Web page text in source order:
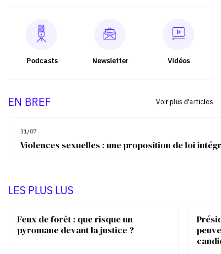
Podcasts Newsletter Vidéos
EN BREF
31/07
Violences sexuelles : une proposition de loi
Voir plus d'articles
LES PLUS LUS
Feux de forêt : que risque un
pyromane devant la justice ?